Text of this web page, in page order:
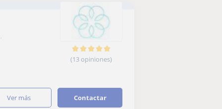
(13 opiniones)
ver más Contactar